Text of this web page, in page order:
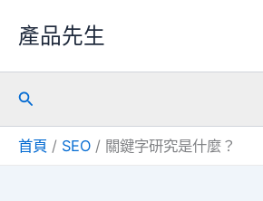
主
內
產品先生
搜
尋
首頁 SEO 關鍵字研究是什麼？